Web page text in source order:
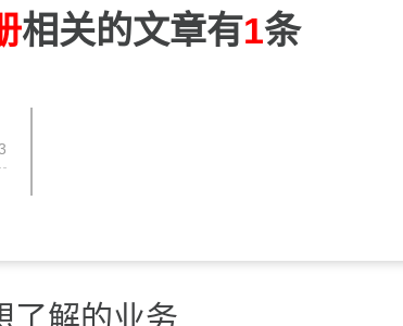
相关的文章有1条
了解的业务